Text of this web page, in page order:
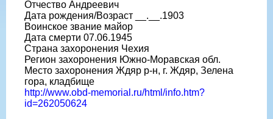
Отчество Андреевич
Дата рождения/Возраст __.__.1903
Воинское звание майор
Дата смерти 07.06.1945
Страна захоронения Чехия
Регион захоронения Южно-Моравская обл.
Место захоронения Ждяр р-н, г. Ждяр, Зелена
гора, кладбище
http://www.obd-memorial.ru/html/info.htm?
id=262050624